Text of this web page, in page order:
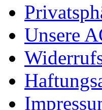
Unsere